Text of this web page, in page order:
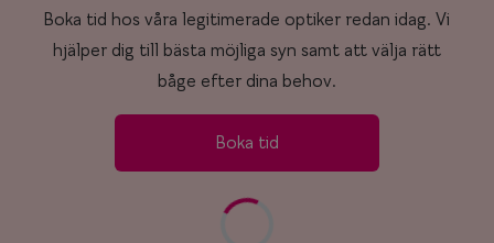
Boka tid hos våra legitimerade optiker redan idag. Vi
hjälper dig till bästa möjliga syn samt att välja rätt
båge efter dina behov.
Boka tid